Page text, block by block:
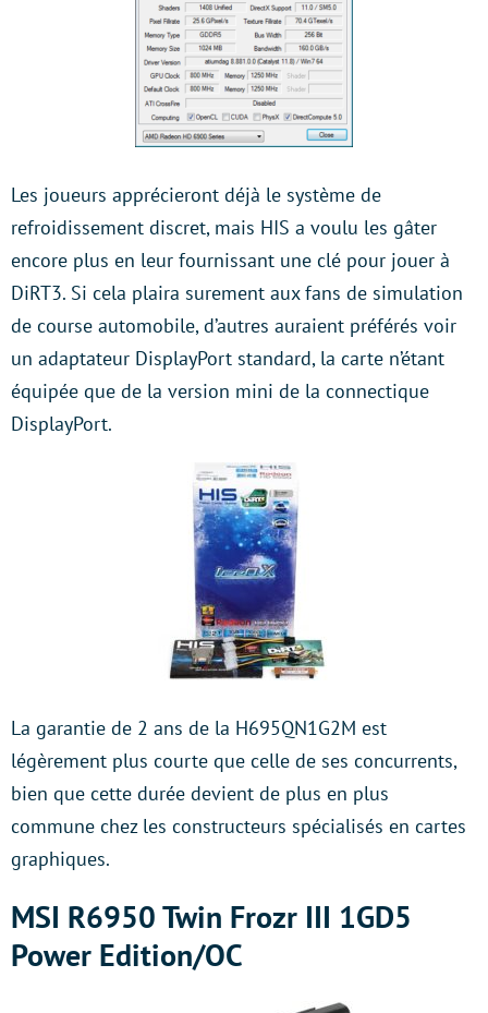
Les joueurs apprécieront déjà le système de
refroidissement discret, mais HIS a voulu les gâter
encore plus en leur fournissant une clé pour jouer à
DiRT3. Si cela plaira surement aux fans de simulation
de course automobile, d’autres auraient préférés voir
un adaptateur DisplayPort standard, la carte n’étant
équipée que de la version mini de la connectique
DisplayPort.
La garantie de 2 ans de la H695QN1G2M est
légèrement plus courte que celle de ses concurrents,
bien que cette durée devient de plus en plus
commune chez les constructeurs spécialisés en cartes
graphiques.
MSI R6950 Twin Frozr III 1GD5
Power Edition/OC